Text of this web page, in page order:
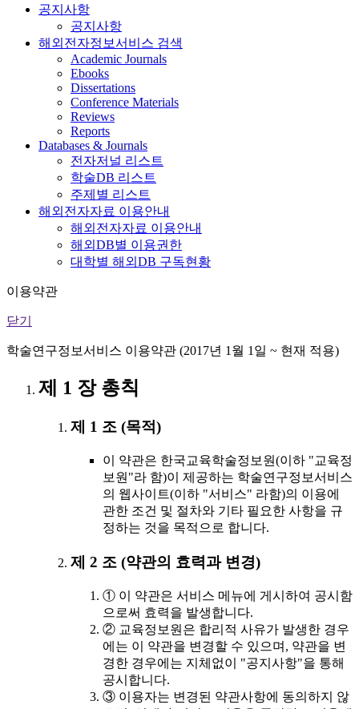
공지사항
공지사항
해외전자정보서비스 검색
Academic Journals
Ebooks
Dissertations
Conference Materials
Reviews
Reports
Databases & Journals
전자저널 리스트
학술DB 리스트
주제별 리스트
해외전자자료 이용안내
해외전자자료 이용안내
해외DB별 이용권한
대학별 해외DB 구독현황
이용약관
닫기
학술연구정보서비스 이용약관 (2017년 1월 1일 ~ 현재 적용)
제 1 장 총칙
제 1 조 (목적)
이 약관은 한국교육학술정보원(이하 "교육정
보원"라 함)이 제공하는 학술연구정보서비스
의 웹사이트(이하 "서비스" 라함)의 이용에
관한 조건 및 절차와 기타 필요한 사항을 규
정하는 것을 목적으로 합니다.
제 2 조 (약관의 효력과 변경)
① 이 약관은 서비스 메뉴에 게시하여 공시함
으로써 효력을 발생합니다.
② 교육정보원은 합리적 사유가 발생한 경우
에는 이 약관을 변경할 수 있으며, 약관을 변
경한 경우에는 지체없이 "공지사항"을 통해
공시합니다.
③ 이용자는 변경된 약관사항에 동의하지 않